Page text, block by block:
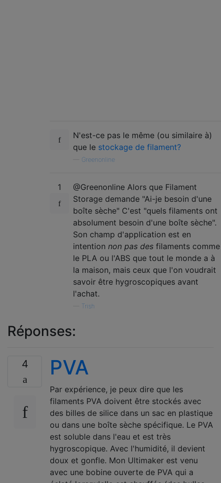
N'est-ce pas le même (ou similaire à)
que le stockage de filament?
Greenonline
1
@Greenonline Alors que Filament
Storage demande "Ai-je besoin d'une
boîte sèche" C'est "quels filaments ont
absolument besoin d'une boîte sèche".
Son champ d'application est en
intention non pas des filaments comme
le PLA ou l'ABS que tout le monde a à
la maison, mais ceux que l'on voudrait
savoir être hygroscopiques avant
l'achat.
Trish
Réponses:
4 PVA
Par expérience, je peux dire que les
filaments PVA doivent être stockés avec
des billes de silice dans un sac en plastique
ou dans une boîte sèche spécifique. Le PVA
est soluble dans l'eau et est très
hygroscopique. Avec l'humidité, il devient
doux et gonfle. Mon Ultimaker est venu
avec une bobine ouverte de PVA qui a